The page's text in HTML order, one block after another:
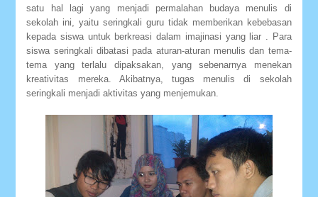
satu hal lagi yang menjadi permalahan budaya menulis di
sekolah ini, yaitu seringkali guru tidak memberikan kebebasan
kepada siswa untuk berkreasi dalam imajinasi yang liar . Para
siswa seringkali dibatasi pada aturan-aturan menulis dan tema-
tema yang terlalu dipaksakan, yang sebenarnya menekan
kreativitas mereka. Akibatnya, tugas menulis di sekolah
seringkali menjadi aktivitas yang menjemukan.